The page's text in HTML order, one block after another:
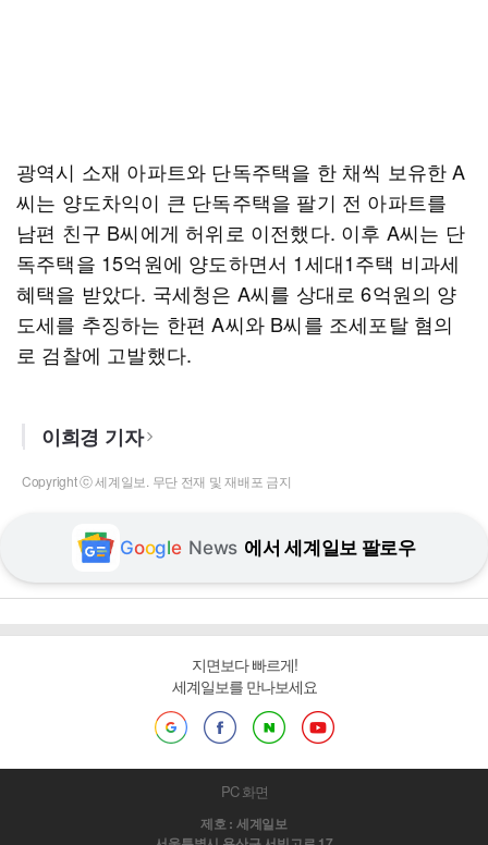
광역시 소재 아파트와 단독주택을 한 채씩 보유한 A
씨는 양도차익이 큰 단독주택을 팔기 전 아파트를
남편 친구 B씨에게 허위로 이전했다. 이후 A씨는 단
독주택을 15억원에 양도하면서 1세대1주택 비과세
혜택을 받았다. 국세청은 A씨를 상대로 6억원의 양
도세를 추징하는 한편 A씨와 B씨를 조세포탈 혐의
로 검찰에 고발했다.
이희경 기자
Copyright ⓒ 세계일보. 무단 전재 및 재배포 금지
Google News 에서 세계일보 팔로우
지면보다 빠르게!
세계일보를 만나보세요
PC 화면
제호 : 세계일보